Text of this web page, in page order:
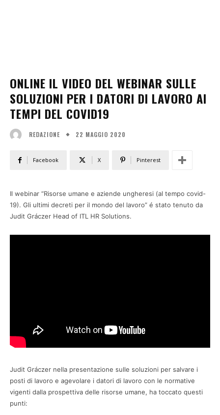
ONLINE IL VIDEO DEL WEBINAR SULLE
SOLUZIONI PER I DATORI DI LAVORO AI
TEMPI DEL COVID19
REDAZIONE 22 MAGGIO 2020
Facebook X Pinterest
Il webinar “Risorse umane e aziende ungheresi (al tempo covid-
19). Gli ultimi decreti per il mondo del lavoro” é stato tenuto da
Judit Gráczer Head of ITL HR Solutions.
Judit Gráczer nella presentazione sulle soluzioni per salvare i
posti di lavoro e agevolare i datori di lavoro con le normative
vigenti dalla prospettiva delle risorse umane, ha toccato questi
punti: